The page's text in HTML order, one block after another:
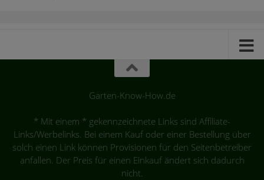
Garten-Know-How.de
* Mit einem * gekennzeichnete Links sind Affiliate-
Links/Werbelinks. Bei einem Kauf oder einer Bestellung über
solch einen Link können Provisionen für den Seitenbetreiber
anfallen. Der Preis für einen Einkauf ändert sich dadurch
nicht.